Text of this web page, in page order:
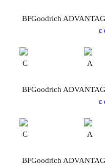
BFGoodrich
ε
C A
BFGoodrich
ε
C A
BFGoodrich